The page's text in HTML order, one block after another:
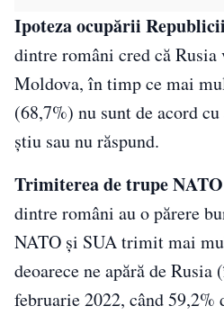
Ipoteza ocupării
dintre români cred că Rusia
Moldova, în timp ce mai
(68,7%) nu sunt de acord
știu sau nu răspund.
Trimiterea de trupe
dintre români au o părere
NATO și SUA trimit mai
deoarece ne apără de Rusia
februarie 2022, când 59,2%